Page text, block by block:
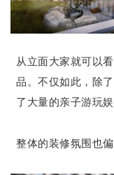
从立面大家就可以
品。不仅如此，除
了大量的亲子游玩
整体的装修氛围也偏